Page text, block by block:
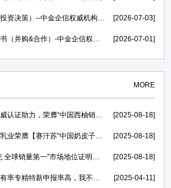
养老健康项目建议书（投资决策）--中金企信权威机构编制 [2026-07-03]
家政服务项目合作计划书（并购&合作）-中金企信权威机构编制 [2026-07-01]
MORE
赣南稀柚获中金企信权威认证助力，荣膺“中国西柚销量第一”证明 [2025-08-18]
市场地位确认书：维聪乳业荣膺【赛汗苏“中国奶皮子老酸奶开创者”】 [2025-08-18]
盛弘股份荣膺“兆瓦超充 全球销量第一”市场地位证明，打造世界一流的电力能源科技创新IP [2025-08-18]
为什么其他品牌市场占有率专精特新申报率高，我不行？ [2025-04-11]